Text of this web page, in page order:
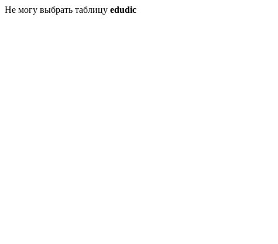
Не могу выбрать таблицу edudic